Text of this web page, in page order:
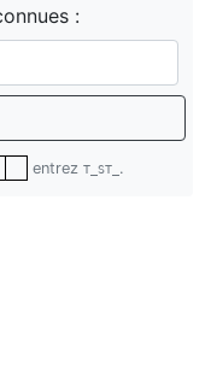
:
entrez T_ST_ .